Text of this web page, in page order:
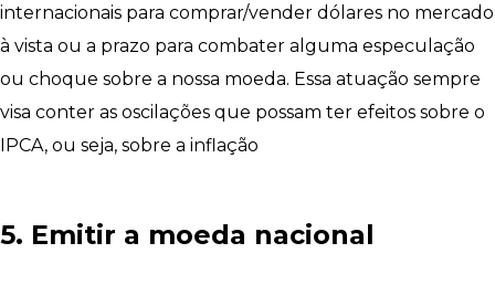
internacionais para comprar/vender dólares no mercado
à vista ou a prazo para combater alguma especulação
ou choque sobre a nossa moeda. Essa atuação sempre
visa conter as oscilações que possam ter efeitos sobre o
IPCA, ou seja, sobre a inflação
5. Emitir a moeda nacional